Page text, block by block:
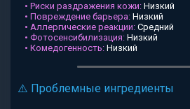
• Риски раздражения кожи: Низкий
• Повреждение барьера: Низкий
• Аллергические реакции: Средний
• Фотосенсибилизация: Низкий
• Комедогенность: Низкий
⚠️ Проблемные ингредиенты